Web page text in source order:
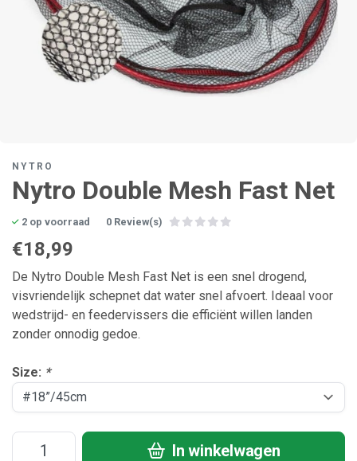
NYTRO
Nytro Double Mesh Fast Net
2 op voorraad 0 Review(s)
€18,99
De Nytro Double Mesh Fast Net is een snel drogend,
visvriendelijk schepnet dat water snel afvoert. Ideaal voor
wedstrijd- en feeder­vissers die efficiënt willen landen
zonder onnodig gedoe.
Size: *
In winkelwagen